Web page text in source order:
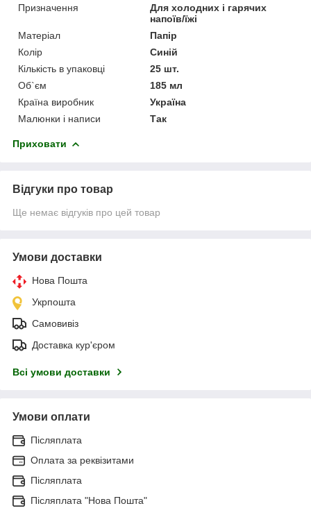
Призначення
Для холодних і гарячих
напоїв/їжі
Матеріал
Папір
Колір
Синій
Кількість в упаковці
25 шт.
Об`єм
185 мл
Країна виробник
Україна
Малюнки і написи
Так
Приховати
Відгуки про товар
Ще немає відгуків про цей товар
Умови доставки
Нова Пошта
Укрпошта
Самовивіз
Доставка кур'єром
Всі умови доставки
Умови оплати
Післяплата
Оплата за реквізитами
Післяплата
Післяплата "Нова Пошта"